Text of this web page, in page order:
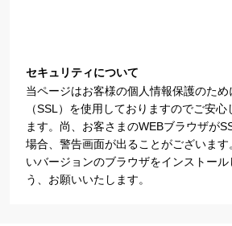
セキュリティについて
当ページはお客様の個人情報保護のた
（SSL）を使用しておりますのでご安
ます。尚、お客さまのWEBブラウザが
場合、警告画面が出ることがございま
いバージョンのブラウザをインストール
う、お願いいたします。